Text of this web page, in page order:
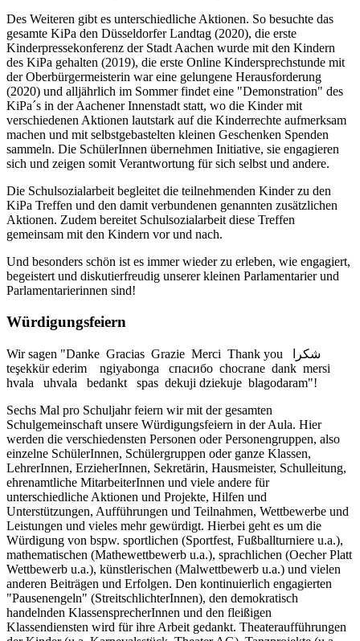
Des Weiteren gibt es unterschiedliche Aktionen. So besuchte das
gesamte KiPa den Düsseldorfer Landtag (2020), die erste
Kinderpressekonferenz der Stadt Aachen wurde mit den Kindern
des KiPa gehalten (2019), die erste Online Kindersprechstunde mit
der Oberbürgermeisterin war eine gelungene Herausforderung
(2020) und alljährlich im Sommer findet eine "Demonstration" des
KiPa´s in der Aachener Innenstadt statt, wo die Kinder mit
verschiedenen Aktionen lautstark auf die Kinderrechte aufmerksam
machen und mit selbstgebastelten kleinen Geschenken Spenden
sammeln. Die SchülerInnen übernehmen Initiative, sie engagieren
sich und zeigen somit Verantwortung für sich selbst und andere.
Die Schulsozialarbeit begleitet die teilnehmenden Kinder zu den
KiPa Treffen und den damit verbundenen genannten zusätzlichen
Aktionen. Zudem bereitet Schulsozialarbeit diese Treffen
gemeinsam mit den Kindern vor und nach.
Und besonders schön ist es immer wieder zu erleben, wie engagiert,
begeistert und diskutierfreudig unserer kleinen Parlamentarier und
Parlamentarierinnen sind!
Würdigungsfeiern
Wir sagen "Danke Gracias Grazie Merci Thank you شكرا
teşekkür ederim ngiyabonga спасибо chocrane dank mersi
hvala uhvala bedankt spas dekuji dziekuje blagodaram"!
Sechs Mal pro Schuljahr feiern wir mit der gesamten
Schulgemeinschaft unsere Würdigungsfeiern in der Aula. Hier
werden die verschiedensten Personen oder Personengruppen, also
einzelne SchülerInnen, Schülergruppen oder ganze Klassen,
LehrerInnen, ErzieherInnen, Sekretärin, Hausmeister, Schulleitung,
ehrenamtliche MitarbeiterInnen und viele andere für
unterschiedliche Aktionen und Projekte, Hilfen und
Unterstützungen, Aufführungen und Teilnahmen, Wettbewerbe und
Leistungen und vieles mehr gewürdigt. Hierbei geht es um die
Würdigung von bspw. sportlichen (Sportfest, Fußballturniere u.a.),
mathematischen (Mathewettbewerb u.a.), sprachlichen (Oecher Platt
Wettbewerb u.a.), künstlerischen (Malwettbewerb u.a.) und vielen
anderen Beiträgen und Erfolgen. Den kontinuierlich engagierten
"Pausenengeln" (StreitschlichterInnen), den demokratisch
handelnden KlassensprecherInnen und den fleißigen
Klassendiensten wird für ihre Arbeit gedankt. Theateraufführungen